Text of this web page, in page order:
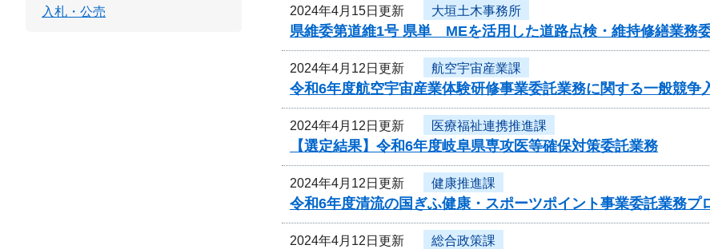
2024年4月15日更新 大垣土木事務所
県維委第道維1号 県単 MEを活用した道路点検・維持修繕業務
2024年4月12日更新 航空宇宙産業課
令和6年度航空宇宙産業体験研修事業委託業務に関する一般競争
2024年4月12日更新 医療福祉連携推進課
【選定結果】令和6年度岐阜県専攻医等確保対策委託業務
2024年4月12日更新 健康推進課
令和6年度清流の国ぎふ健康・スポーツポイント事業委託業務プ
2024年4月12日更新 総合政策課
入札・公売